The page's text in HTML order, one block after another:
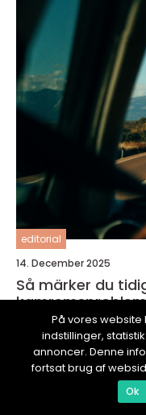
editorial
14. December 2025
Så märker du
kamremsproblem
På vores website
indstillinger,
annoncer. Denne
fortsat brug af
Ok